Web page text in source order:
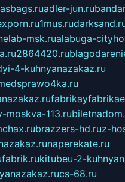
adler-jun.ru
1mus.ru
msk.rualabuga-
2864420.ru
4-kuhnyanazakaz.ru
113.ru
brazzers-hd.ruz-
naperekate.ru
kitubeu-2-
cs-68.ru